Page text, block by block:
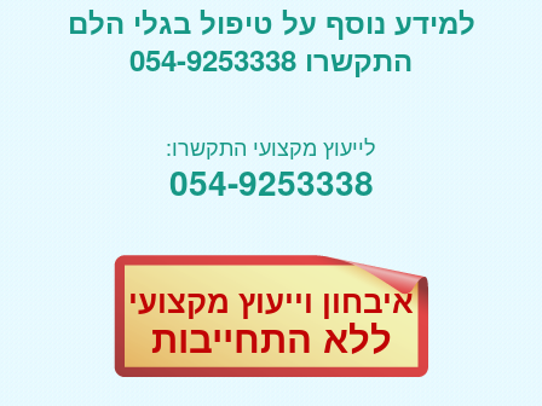
למידע נוסף על טיפול בגלי הלם
התקשרו 054-9253338
לייעוץ מקצועי התקשרו:
054-9253338
איבחון וייעוץ מקצועי
ללא התחייבות